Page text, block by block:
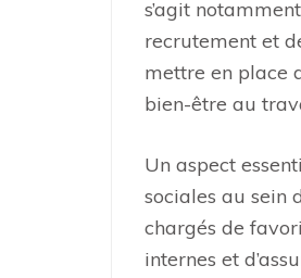
s’agit
recrutement et
mettre en place
bien-être au
Un aspect
sociales au sein
chargés de
internes et